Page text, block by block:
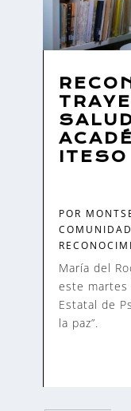
ITESO
POR
María del
este martes
Estatal de
la paz”.